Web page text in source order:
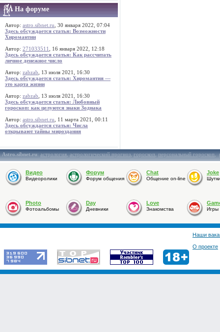
На форуме
Автор: astro.sibnet.ru , 30 января 2022, 07:04
Здесь обсуждается статья: Возможности
Хиромантии
Автор: 271033511
, 16 января 2022, 12:18
Здесь обсуждается статья: Как рассчитать
личное денежное число
Автор: zabzab , 13 июля 2021, 16:30
Здесь обсуждается статья: Хиромантия —
это карта жизни
Автор: zabzab , 13 июля 2021, 16:30
Здесь обсуждается статья: Любовный
гороскоп: как целуются знаки Зодиака
Автор: astro.sibnet.ru , 11 марта 2021, 00:11
Здесь обсуждается статья: Числа
открывают тайны мироздания
Astro.sibnet.ru:астрология,астрологический прогноз,гороскоп,персональный гороскоп,
Видео
Видеоролики
Форум
Форум общения
Chat
Общение on-line
Joke
Photo
Фотоальбомы
Day
Дневники
Love
Знакомства Игры
Наши
О проекте